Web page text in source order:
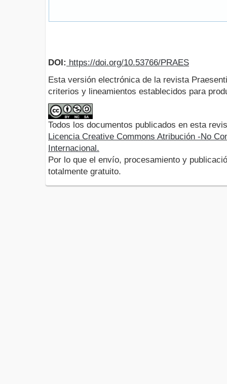
DOI: https://doi.org/10.53766/PRAES
Esta versión electrónica de la revista
criterios y lineamientos establecidos para
Todos los documentos publicados en esta
Licencia Creative Commons Atribución -No
Internacional.
Por lo que el envío, procesamiento y
totalmente gratuito.